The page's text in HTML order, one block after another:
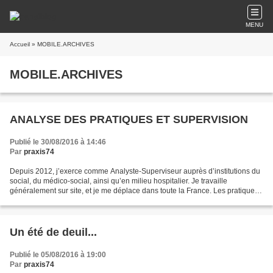
MENU
Accueil » MOBILE.ARCHIVES
MOBILE.ARCHIVES
ANALYSE DES PRATIQUES ET SUPERVISION
Publié le 30/08/2016 à 14:46
Par praxis74
Depuis 2012, j’exerce comme Analyste-Superviseur auprès d’institutions du
social, du médico-social, ainsi qu’en milieu hospitalier. Je travaille
généralement sur site, et je me déplace dans toute la France. Les pratiques
Un été de deuil...
Publié le 05/08/2016 à 19:00
Par praxis74